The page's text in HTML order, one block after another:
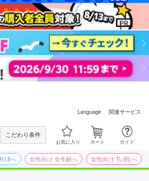
Language 関連サービス
こだわり条件
お気に入り カート ガイド
へ 女性向け 全年齢へ 女性向け TL/BLへ